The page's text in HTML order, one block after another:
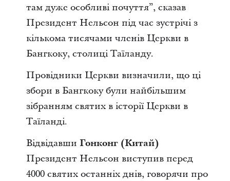
там дуже особливі почуття”, сказав
Президент Нельсон під час зустрічі з
кількома тисячами членів Церкви в
Бангкоку, столиці Таїланду.
Провідники Церкви визначили, що ці
збори в Бангкоку були найбільшим
зібранням святих в історії Церкви в
Таїланді.
Відвідавши Гонконг (Китай)
Президент Нельсон виступив перед
4000 святих останніх днів, говорячи про